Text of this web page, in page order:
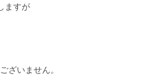
ますが
ざいません。